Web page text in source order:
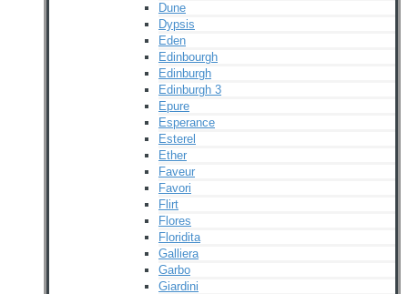
Dune
Dypsis
Eden
Edinbourgh
Edinburgh
Edinburgh 3
Epure
Esperance
Esterel
Ether
Faveur
Favori
Flirt
Flores
Floridita
Galliera
Garbo
Giardini